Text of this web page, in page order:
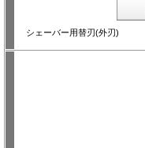
シェーバー用替刃(外刃)